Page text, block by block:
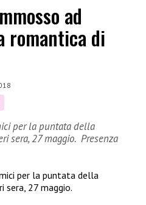
ad
romantica di
per la puntata della
sera, 27 maggio. Presenza
per la puntata della
sera, 27 maggio.